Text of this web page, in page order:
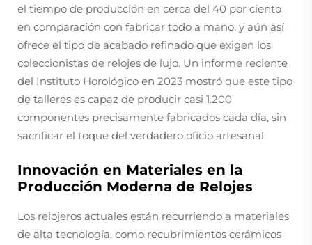
el tiempo de producción en cerca del 40 por ciento
en comparación con fabricar todo a mano, y aún así
ofrece el tipo de acabado refinado que exigen los
coleccionistas de relojes de lujo. Un informe reciente
del Instituto Horológico en 2023 mostró que este tipo
de talleres es capaz de producir casi 1.200
componentes precisamente fabricados cada día, sin
sacrificar el toque del verdadero oficio artesanal.
Innovación en Materiales en la
Producción Moderna de Relojes
Los relojeros actuales están recurriendo a materiales
de alta tecnología, como recubrimientos cerámicos